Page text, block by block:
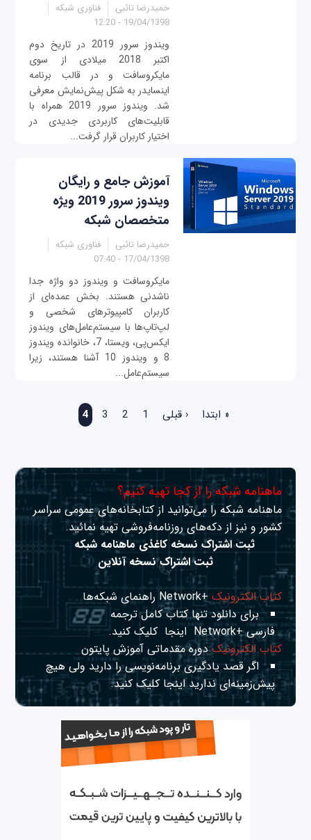
حمیدرضا تائبی
فناوری شبکه
19/04/1398 - 12:20
ویندوز سرور 2019 در تاریخ دوم
اکتبر 2018 میلادی از سوی
مایکروسافت و در قالب برنامه
اینسایدر به شکل پیش‌نمایش معرفی
شد. ویندوز سرور 2019 همراه با
قابلیت‌های کاربردی جدیدی در
اختیار کاربران قرار گرفت...
آموزش جامع و رایگان
ویندوز سرور 2019 ویژه
متخصصان شبکه
حمیدرضا تائبی
فناوری شبکه
17/04/1398 - 07:40
مایکروسافت و ویندوز دو واژه جدا
ناشدنی هستند. بخش عمده‌ای از
کاربران کامپیوترهای شخصی و
لپ‌تاپ‌ها با سیستم‌عامل‌های ویندوز
ایکس‌پی، ویستا، 7، خانوانده ویندوز
8 و ویندوز 10 آشنا هستند، زیرا
سیستم‌عامل...
« ابتدا ‹ قبلی 1
2
3
4
ماهنامه شبکه را از کجا تهیه کنیم؟
ماهنامه شبکه را می‌توانید از کتابخانه‌های عمومی سراسر
کشور و نیز از دکه‌های روزنامه‌فروشی تهیه نمائید.
ثبت اشتراک نسخه کاغذی ماهنامه شبکه
ثبت اشتراک نسخه آنلاین
کتاب الکترونیک+Network راهنمای شبکه‌ها
برای دانلود تنها کتاب کامل ترجمه
فارسی +Network
اینجا کلیک کنید.
کتاب الکترونیکدوره مقدماتی آموزش پایتون
اگر قصد یادگیری برنامه‌نویسی را دارید ولی هیچ
پیش‌زمینه‌ای نداریداینجا کلیک کنید.